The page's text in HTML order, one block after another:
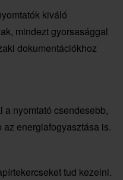
kiváló
mindezt gyorsasággal
dokumentációkhoz
nyomtató csendesebb,
energiafogyasztása is.
tud kezelni.